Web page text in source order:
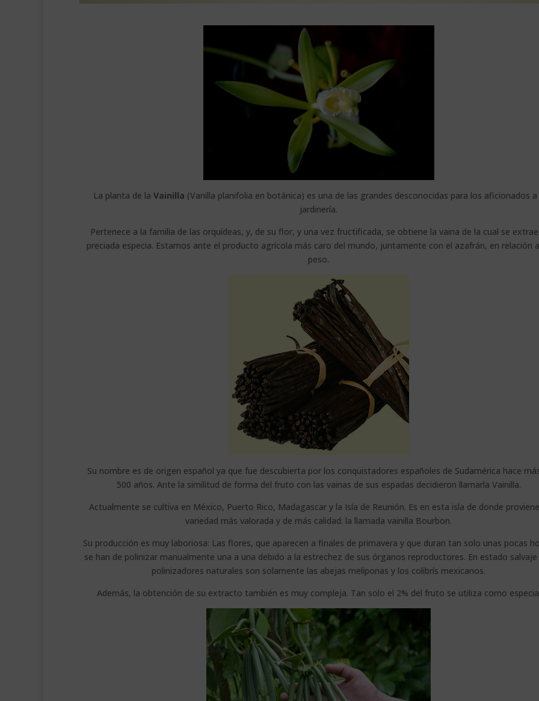
La planta de laVainilla (Vanilla planifolia en botánica) es una de las grandes desconocidas para los aficionados a
jardinería.
Pertenece a la familia de las orquídeas, y, de su flor, y una vez fructificada, se obtiene la vaina de la cual se
preciada especia. Estamos ante el producto agrícola más caro del mundo, juntamente con el azafrán, en relación
peso.
Su nombre es de origen español ya que fue descubierta por los conquistadores españoles de Sudamérica hace
500 años. Ante la similitud de forma del fruto con las vainas de sus espadas decidieron llamarla Vainilla.
Actualmente se cultiva en México, Puerto Rico, Madagascar y la Isla de Reunión. Es en esta isla de donde
variedad más valorada y de más calidad: la llamada vainilla Bourbon.
Su producción es muy laboriosa: Las flores, que aparecen a finales de primavera y que duran tan solo unas pocas
se han de polinizar manualmente una a una debido a la estrechez de sus órganos reproductores. En estado salvaje
polinizadores naturales son solamente las abejas meliponas y los colibrís mexicanos.
Además, la obtención de su extracto también es muy compleja. Tan solo el 2% del fruto se utiliza como